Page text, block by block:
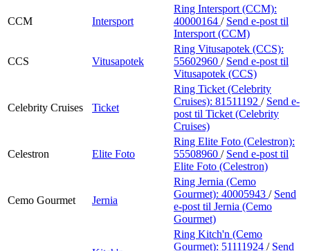
CCM Intersport
Ring Intersport (CCM):
40000164 / Send e-post til
Intersport (CCM)
CCS Vitusapotek
Ring Vitusapotek (CCS):
55602960 / Send e-post til
Vitusapotek (CCS)
Celebrity Cruises Ticket
Ring Ticket (Celebrity
Cruises): 81511192 / Send e-
post til Ticket (Celebrity
Cruises)
Celestron Elite Foto
Ring Elite Foto (Celestron):
55508960 / Send e-post til
Elite Foto (Celestron)
Cemo Gourmet Jernia
Ring Jernia (Cemo
Gourmet): 40005943 / Send
e-post til Jernia (Cemo
Gourmet)
Ring Kitch'n (Cemo
Gourmet): 51111924 / Send